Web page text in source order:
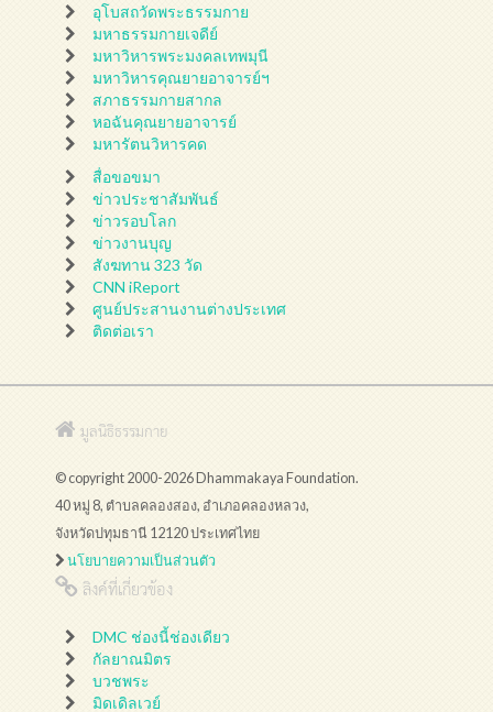
อุโบสถวัดพระธรรมกาย
มหาธรรมกายเจดีย์
มหาวิหารพระมงคลเทพมุนี
มหาวิหารคุณยายอาจารย์ฯ
สภาธรรมกายสากล
หอฉันคุณยายอาจารย์
มหารัตนวิหารคด
สื่อขอขมา
ข่าวประชาสัมพันธ์
ข่าวรอบโลก
ข่าวงานบุญ
สังฆทาน 323 วัด
CNN iReport
ศูนย์ประสานงานต่างประเทศ
ติดต่อเรา
มูลนิธิธรรมกาย
© copyright 2000-2026 Dhammakaya Foundation.
40 หมู่ 8, ตำบลคลองสอง, อำเภอคลองหลวง,
จังหวัดปทุมธานี 12120 ประเทศไทย
นโยบายความเป็นส่วนตัว
ลิงค์ที่เกี่ยวข้อง
DMC ช่องนี้ช่องเดียว
กัลยาณมิตร
บวชพระ
มิดเดิลเวย์